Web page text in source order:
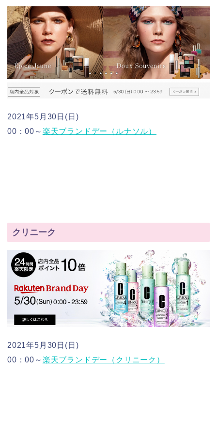
2021年5月30日(日)
00：00～ 楽天ブランドデー（ルナソル）
クリニーク
2021年5月30日(日)
00：00～ 楽天ブランドデー（クリニーク）